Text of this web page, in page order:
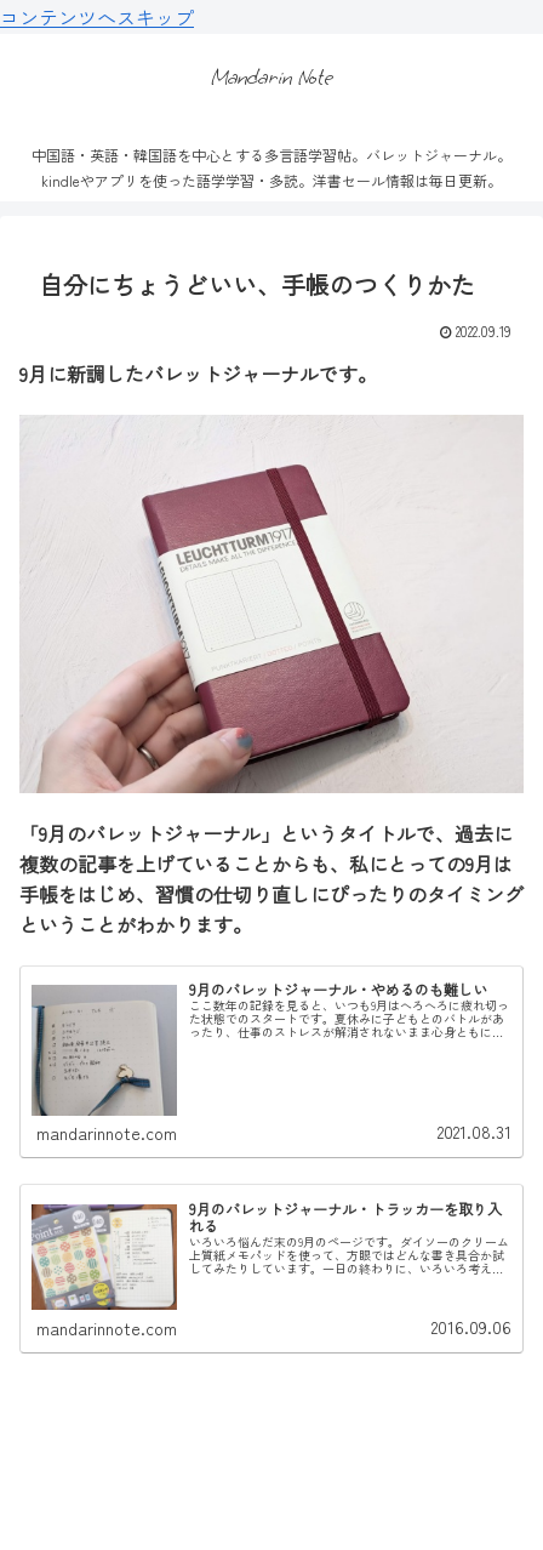
コンテンツへスキップ
Mandarin Note
中国語・英語・韓国語を中心とする多言語学習帖。バレットジャーナル。
kindleやアプリを使った語学学習・多読。洋書セール情報は毎日更新。
自分にちょうどいい、手帳のつくりかた
2022.09.19
9月に新調したバレットジャーナルです。
「9月のバレットジャーナル」というタイトルで、過去に
複数の記事を上げていることからも、私にとっての9月は
手帳をはじめ、習慣の仕切り直しにぴったりのタイミング
ということがわかります。
9月のバレットジャーナル・やめるのも難しい
ここ数年の記録を見ると、いつも9月はへろへろに疲れ切っ
た状態でのスタートです。夏休みに子どもとのバトルがあ
ったり、仕事のストレスが解消されないまま心身ともにバ
mandarinnote.com 2021.08.31
9月のバレットジャーナル・トラッカーを取り入
れる
いろいろ悩んだ末の9月のページです。ダイソーのクリーム
上質紙メモパッドを使って、方眼ではどんな書き具合か試
してみたりしています。一日の終わりに、いろいろ考えた
mandarinnote.com 2016.09.06